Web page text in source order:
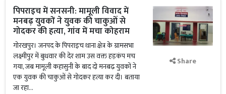
पिपराइच में सनसनी: मामूली विवाद में
मनबढ़ युवकों ने युवक की चाकुओं से
गोदकर की हत्या, गांव में मचा कोहराम
गोरखपुर। जनपद के पिपराइच थाना क्षेत्र के ग्रामसभा
लक्ष्मीपुर में बुधवार की देर शाम उस वक्त हड़कंप मच
गया, जब मामूली कहासुनी के बाद दो मनबढ़ युवकों ने
एक युवक की चाकुओं से गोदकर हत्या कर दी। बताया
जा रहा...
Share